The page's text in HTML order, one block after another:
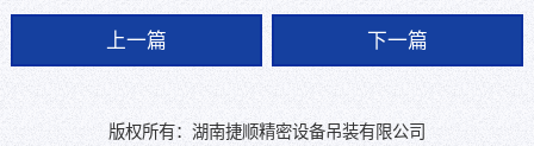
上一篇 下一篇
版权所有：湖南捷顺精密设备吊装有限公司